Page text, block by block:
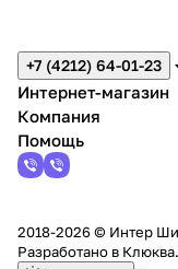
+7 (4212) 64-01-23
Интернет-магазин
Компания
Помощь
2018-2026 © Интер
Разработано в